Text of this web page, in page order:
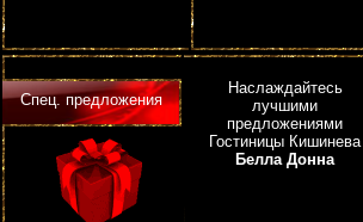
Спец. предложения
Наслаждайтесь
лучшими
предложениями
Гостиницы Кишинева
Белла Донна